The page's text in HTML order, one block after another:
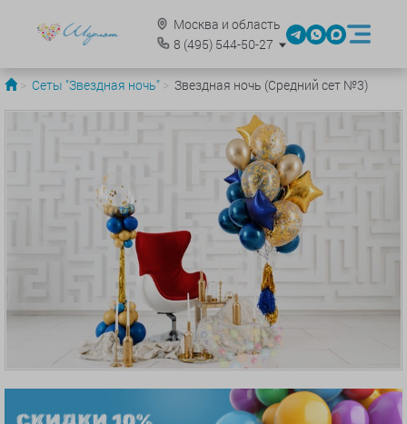
Москва и область
8 (495)544-50-27
Сеты "Звездная ночь" Звездная ночь (Средний сет №3)